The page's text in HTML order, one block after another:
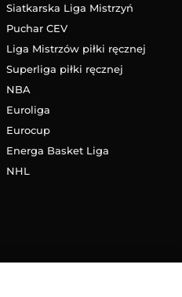
Siatkarska Liga Mistrzyń
Puchar CEV
Liga Mistrzów piłki ręcznej
Superliga piłki ręcznej
NBA
Euroliga
Eurocup
Energa Basket Liga
NHL